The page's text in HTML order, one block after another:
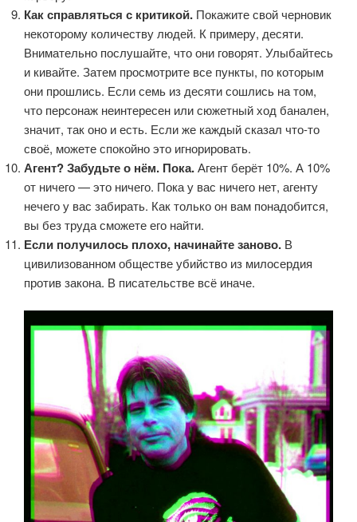
Как справляться с критикой. Покажите свой черновик
некоторому количеству людей. К примеру, десяти.
Внимательно послушайте, что они говорят. Улыбайтесь
и кивайте. Затем просмотрите все пункты, по которым
они прошлись. Если семь из десяти сошлись на том,
что персонаж неинтересен или сюжетный ход банален,
значит, так оно и есть. Если же каждый сказал что-то
своё, можете спокойно это игнорировать.
Агент? Забудьте о нём. Пока.Агент берёт 10%. А 10%
от ничего — это ничего. Пока у вас ничего нет, агенту
нечего у вас забирать. Как только он вам понадобится,
вы без труда сможете его найти.
Если получилось плохо, начинайте заново. В
цивилизованном обществе убийство из милосердия
против закона. В писательстве всё иначе.